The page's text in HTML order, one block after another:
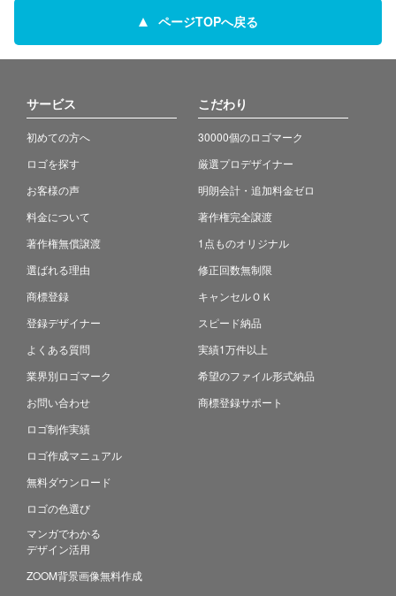
ページTOPへ戻る
サービス
初めての方へ
ロゴを探す
お客様の声
料金について
著作権無償譲渡
選ばれる理由
商標登録
登録デザイナー
よくある質問
業界別ロゴマーク
お問い合わせ
ロゴ制作実績
ロゴ作成マニュアル
無料ダウンロード
ロゴの色選び
マンガでわかる
デザイン活用
ZOOM背景画像無料作成
こだわり
30000個のロゴマーク
厳選プロデザイナー
明朗会計・追加料金ゼロ
著作権完全譲渡
1点ものオリジナル
修正回数無制限
キャンセルＯＫ
スピード納品
実績1万件以上
希望のファイル形式納品
商標登録サポート